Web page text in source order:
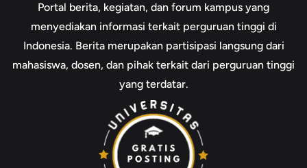
Portal berita, kegiatan, dan forum kampus yang
menyediakan informasi terkait perguruan tinggi di
Indonesia. Berita merupakan partisipasi langsung dari
mahasiswa, dosen, dan pihak terkait dari perguruan tinggi
yang terdatar.